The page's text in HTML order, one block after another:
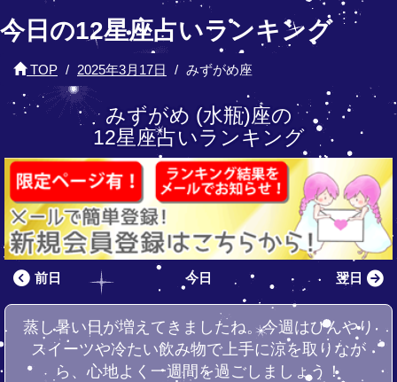
今日の12星座占いランキング
TOP 2025年3月17日 みずがめ座
みずがめ (水瓶)座の
12星座占いランキング
前日 今日 翌日
蒸し暑い日が増えてきましたね。今週はひんやり
スイーツや冷たい飲み物で上手に涼を取りなが
ら、心地よく一週間を過ごしましょう！